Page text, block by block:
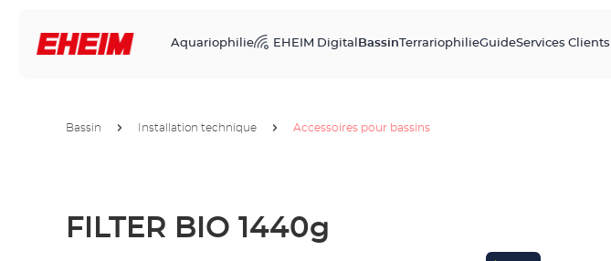
Aquariophilie EHEIM Digital BassinTerrariophilieGuideServices Clients
Bassin Installation technique Accessoires pour bassins
FILTER BIO 1440g